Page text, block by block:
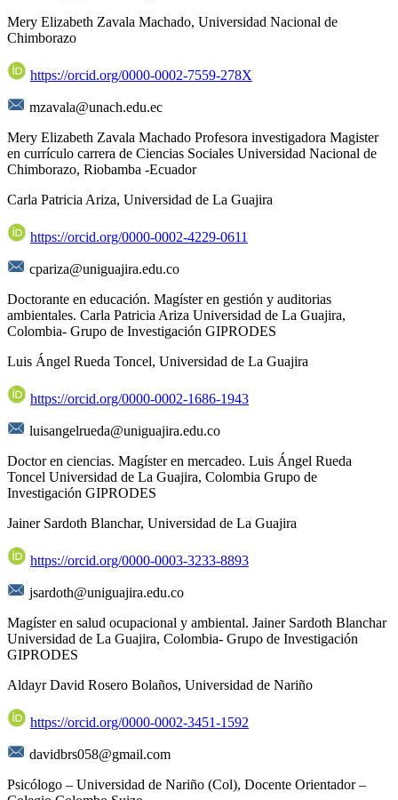
Mery Elizabeth Zavala Machado, Universidad Nacional de
Chimborazo
https://orcid.org/0000-0002-7559-278X
mzavala@unach.edu.ec
Mery Elizabeth Zavala Machado Profesora investigadora Magister
en currículo carrera de Ciencias Sociales Universidad Nacional de
Chimborazo, Riobamba -Ecuador
Carla Patricia Ariza, Universidad de La Guajira
https://orcid.org/0000-0002-4229-0611
cpariza@uniguajira.edu.co
Doctorante en educación. Magíster en gestión y auditorias
ambientales. Carla Patricia Ariza Universidad de La Guajira,
Colombia- Grupo de Investigación GIPRODES
Luis Ángel Rueda Toncel, Universidad de La Guajira
https://orcid.org/0000-0002-1686-1943
luisangelrueda@uniguajira.edu.co
Doctor en ciencias. Magíster en mercadeo. Luis Ángel Rueda
Toncel Universidad de La Guajira, Colombia Grupo de
Investigación GIPRODES
Jainer Sardoth Blanchar, Universidad de La Guajira
https://orcid.org/0000-0003-3233-8893
jsardoth@uniguajira.edu.co
Magíster en salud ocupacional y ambiental. Jainer Sardoth Blanchar
Universidad de La Guajira, Colombia- Grupo de Investigación
GIPRODES
Aldayr David Rosero Bolaños, Universidad de Nariño
https://orcid.org/0000-0002-3451-1592
davidbrs058@gmail.com
Psicólogo – Universidad de Nariño (Col), Docente Orientador –